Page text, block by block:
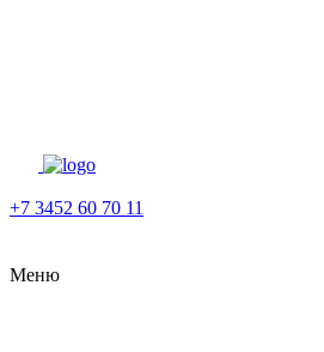
+7 3452 60 70 11
Меню